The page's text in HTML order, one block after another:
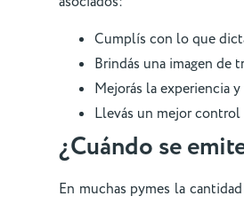
Cumplís con lo que
Brindás una imagen de
Mejorás la experiencia
Llevás un mejor
¿Cuándo se
En muchas pymes la